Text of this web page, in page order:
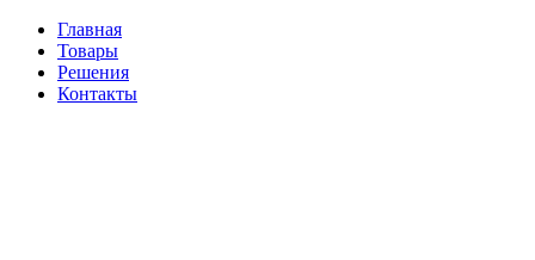
Главная
Товары
Решения
Контакты